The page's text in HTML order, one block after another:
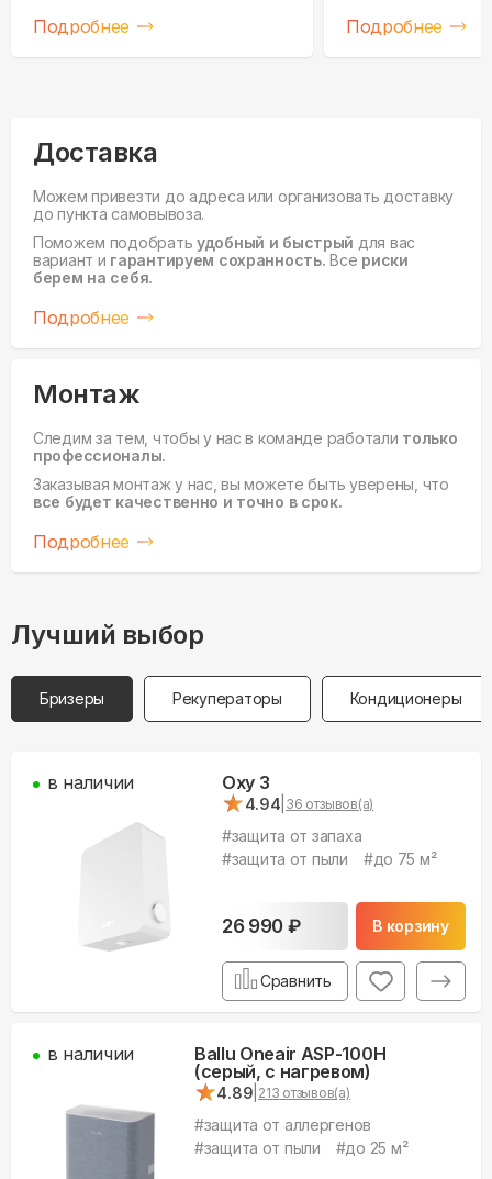
Подробнее Подробнее
Доставка
Можем привезти до адреса или организовать доставку
до пункта самовывоза.
Поможем подобрать удобный и быстрый для вас
вариант и гарантируем сохранность. Все риски
берем на себя.
Подробнее
Монтаж
Следим за тем, чтобы у нас в команде работали только
профессионалы.
Заказывая монтаж у нас, вы можете быть уверены, что
все будет качественно и точно в срок.
Подробнее
Лучший выбор
Бризеры Рекуператоры Кондиционеры
Oxy 3
★
★4.94 36 отзывов(а)
#защита от запаха
#защита от пыли #до 75 м²
26 990₽ В корзину
в наличии
Сравнить
Ballu Oneair ASP-100H
(серый, с нагревом)
★
★4.89 213 отзывов(а)
#защита от аллергенов
#защита от пыли #до 25 м²
в наличии